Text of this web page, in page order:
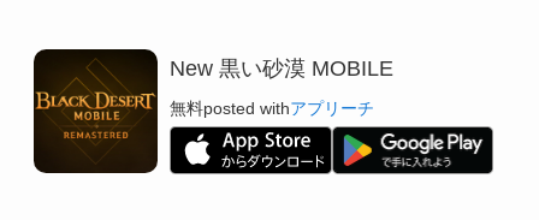
New 黒い砂漠 MOBILE
無料posted withアプリーチ